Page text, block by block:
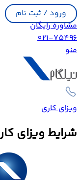
ورود / ثبت نام
مشاوره رایگان
021-75496
منو
ویزای کاری
شرایط ویزای کاری آلمان